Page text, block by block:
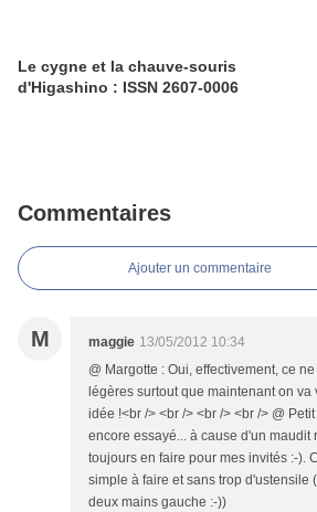
Le cygne et la chauve-souris
d'Higashino : ISSN 2607-0006
Commentaires
Ajouter un commentaire
M maggie 13/05/2012 10:34
@ Margotte : Oui, effectivement, ce
légères surtout que maintenant on va
idée !<br /> <br /> <br /> <br /> @
encore essayé... à cause d'un maudit
toujours en faire pour mes invités :-).
simple à faire et sans trop d'ustensile
deux mains gauche :-))